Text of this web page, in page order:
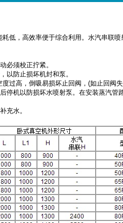
低，高效率便于综合利用。水汽串联
必须校正拧紧。
以防止损坏机封和泵。
过高，倒吸易损坏止回阀，(如止回阀
停机以防损坏水喷射泵。在安装蒸汽
充水。